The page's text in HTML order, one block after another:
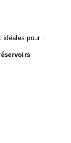
idéales pour :